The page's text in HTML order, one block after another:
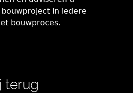
in iedere
bouwproces.
terug